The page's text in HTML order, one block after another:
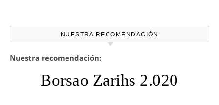
NUESTRA RECOMENDACIÓN
Nuestra recomendación:
Borsao Zarihs 2.020